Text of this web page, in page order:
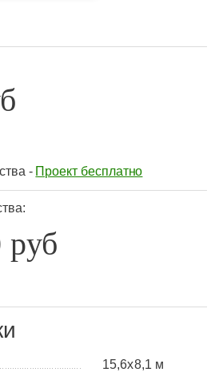
- Проект бесплатно
руб
15,6x8,1 м